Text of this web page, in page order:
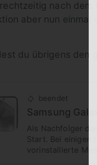
nach dem
aber nun
du übrigens den
beendet
Samsung
Als Nachfolger
Start. Bei einigen
vorinstallierte